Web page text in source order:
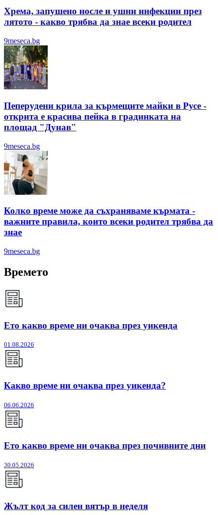
Хрема, запушено носле и ушни инфекции през
лятотo - какво трябва да знае всеки родител
9meseca.bg
Пеперудени крила за кърмещите майки в Русе -
открита е красива пейка в градинката на
площад "Дунав"
9meseca.bg
Колко време може да съхраняваме кърмата -
важните правила, които всеки родител трябва да
знае
9meseca.bg
Времето
Ето какво време ни очаква през уикенда
01.08.2026
Какво време ни очаква през уикенда?
06.06.2026
Ето какво време ни очаква през почивните дни
30.05.2026
Жълт код за силен вятър в неделя